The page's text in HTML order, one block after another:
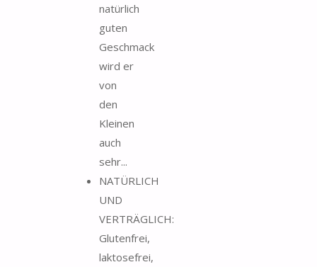
natürlich
guten
Geschmack
wird er
von
den
Kleinen
auch
sehr...
NATÜRLICH
UND
VERTRÄGLICH:
Glutenfrei,
laktosefrei,